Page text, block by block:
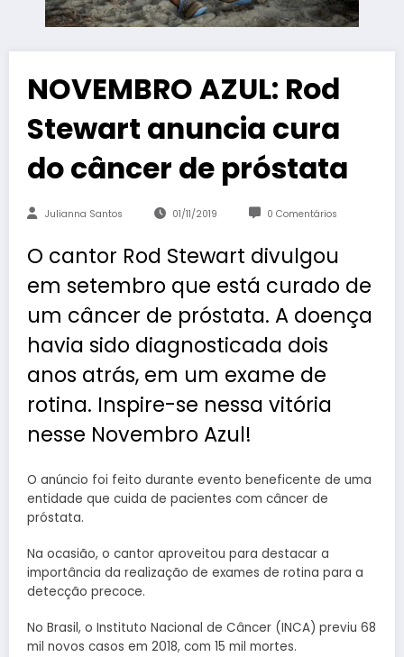
NOVEMBRO AZUL: Rod
Stewart anuncia cura
do câncer de próstata
Julianna Santos 01/11/2019 0 Comentários
O cantor Rod Stewart divulgou
em setembro que está curado de
um câncer de próstata. A doença
havia sido diagnosticada dois
anos atrás, em um exame de
rotina. Inspire-se nessa vitória
nesse Novembro Azul!
O anúncio foi feito durante evento beneficente de uma
entidade que cuida de pacientes com câncer de
próstata.
Na ocasião, o cantor aproveitou para destacar a
importância da realização de exames de rotina para a
detecção precoce.
No Brasil, o Instituto Nacional de Câncer (INCA) previu 68
mil novos casos em 2018, com 15 mil mortes.